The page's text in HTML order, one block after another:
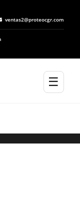
ventas2@proteocgr.com
☰